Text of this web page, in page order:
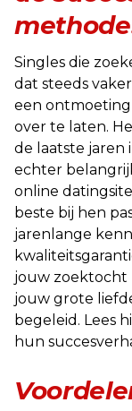
Singles die
dat steeds
een ontmoeting
over te laten.
de laatste jaren
echter
online
beste bij hen
jarenlange
jouw zoektocht
jouw grote
begeleid. Lees
hun